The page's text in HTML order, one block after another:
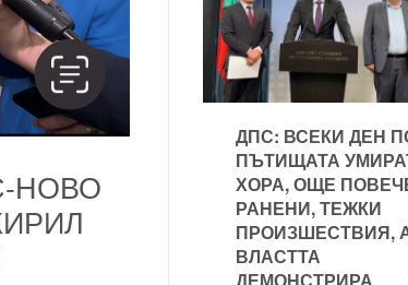
НОВО
ДПС: ВСЕКИ ДЕН
ПЪТИЩАТА
ХОРА, ОЩЕ
РАНЕНИ, ТЕЖКИ
ПРОИЗШЕСТВИЯ,
ВЛАСТТА